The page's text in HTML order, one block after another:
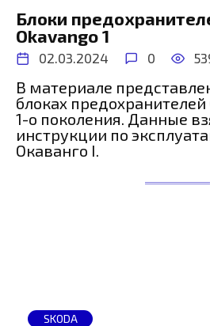
Блоки
Okavango 1
02.03.2024 0
В материале
блоках предохранителей
1-о поколения. Данные
инструкции по
Окаванго I.
SKODA